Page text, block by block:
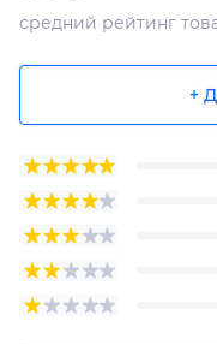
средний рейтинг
+